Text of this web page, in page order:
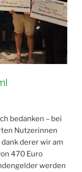
bedanken – bei
Nutzerinnen
derer wir am
470 Euro
werden